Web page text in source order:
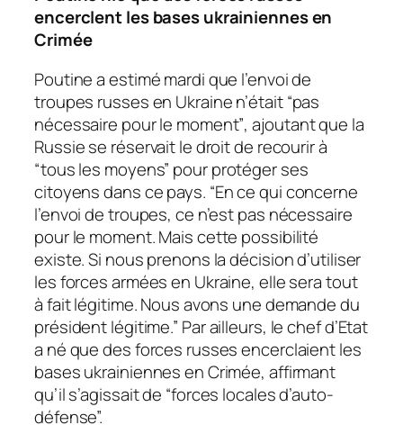
encerclent les bases ukrainiennes en
Crimée
Poutine a estimé mardi que l’envoi de
troupes russes en Ukraine n’était“pas
nécessaire pour le moment”, ajoutant que la
Russie se réservait le droit de recourir à
“tous les moyens” pour protéger ses
citoyens dans ce pays. “En ce qui concerne
l’envoi de troupes, ce n’est pas nécessaire
pour le moment. Mais cette possibilité
existe. Si nous prenons la décision d’utiliser
les forces armées en Ukraine, elle sera tout
à fait légitime. Nous avons une demande du
président légitime.” Par ailleurs, le chef d’Etat
a né que des forces russes encerclaient les
bases ukrainiennes en Crimée, affirmant
qu’il s’agissait de “forces locales d’auto-
défense”.